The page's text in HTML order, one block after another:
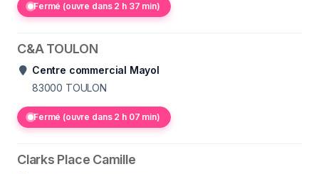
Fermé (ouvre dans 2 h 37 min)
C&A TOULON
Centre commercial Mayol
83000 TOULON
Fermé (ouvre dans 2 h 07 min)
Clarks Place Camille